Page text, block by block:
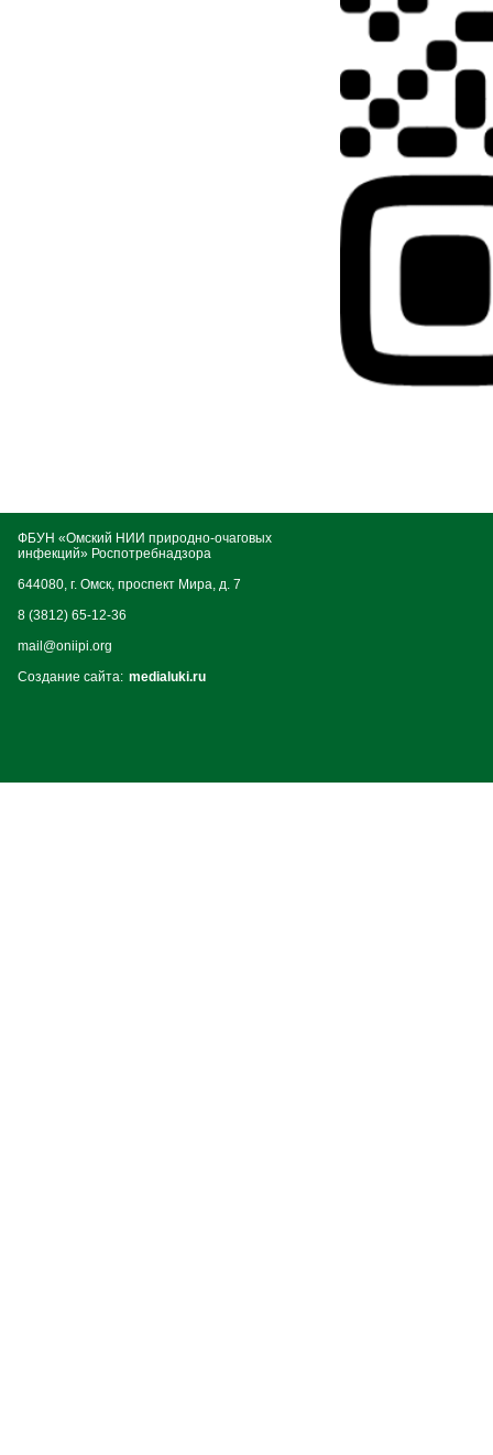
ФБУН «Омский НИИ природно-очаговых
инфекций» Роспотребнадзора
644080, г. Омск, проспект Мира, д. 7
8 (3812) 65-12-36
mail@oniipi.org
Создание сайта: medialuki.ru